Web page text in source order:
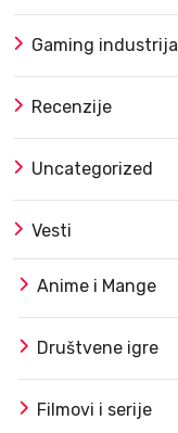
Gaming industrija
Recenzije
Uncategorized
Vesti
Anime i Mange
Društvene igre
Filmovi i serije